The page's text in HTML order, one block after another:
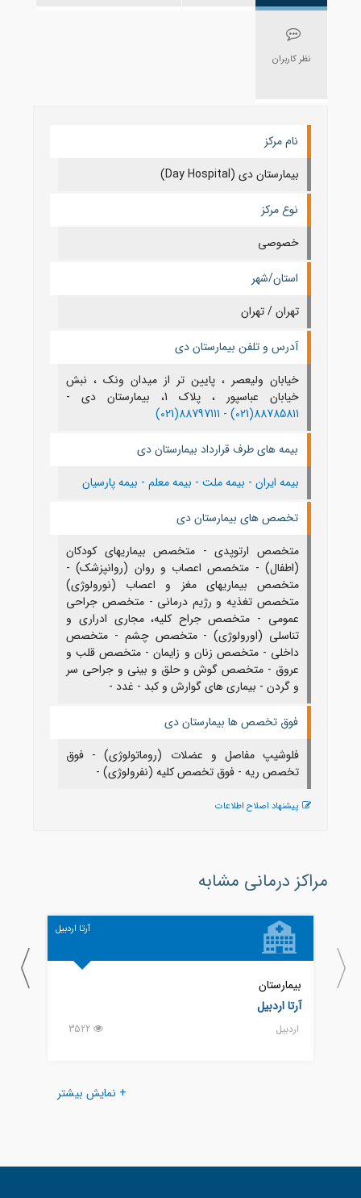
نظر کاربران
نام مرکز
بیمارستان دی (Day Hospital)
نوع مرکز
خصوصی
استان/شهر
تهران / تهران
آدرس و تلفن بیمارستان دی
خیابان ولیعصر ، پایین تر از میدان ونک ، نبش
خیابان عباسپور ، پلاک 1، بیمارستان دی -
88785811(021) -
88797111(021)
بیمه های طرف قرارداد بیمارستان دی
بیمه ایران - بیمه ملت - بیمه معلم - بیمه پارسیان
تخصص های بیمارستان دی
متخصص ارتوپدی - متخصص بیماریهای کودکان
(اطفال) - متخصص اعصاب و روان (روانپزشک) -
متخصص بیماریهای مغز و اعصاب (نورولوژی)
متخصص تغذیه و رژیم درمانی - متخصص جراحی
عمومی - متخصص جراح کلیه، مجاری ادراری و
تناسلی (اورولوژی) - متخصص چشم - متخصص
داخلی - متخصص زنان و زایمان - متخصص قلب و
عروق - متخصص گوش و حلق و بینی و جراحی سر
و گردن - بیماری های گوارش و کبد - غدد -
فوق تخصص ها بیمارستان دی
فلوشیپ مفاصل و عضلات (روماتولوژی) - فوق
تخصص ریه - فوق تخصص کلیه (نفرولوژی) -
پیشنهاد اصلاح اطلاعات
مراکز درمانی مشابه
آرتا اردبیل
بیمارستان
آرتا اردبیل
اردبيل 3522
+ نمایش بیشتر